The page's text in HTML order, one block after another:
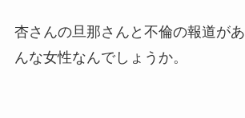
杏さんの旦那さんと不倫の報道が
んな女性なんでしょうか。